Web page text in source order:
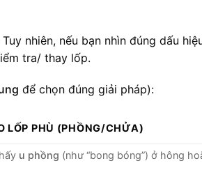
nhiên, nếu bạn nhìn đúng dấu
tra/ thay lốp.
để chọn đúng giải pháp):
LỐP PHÙ (PHỒNG/CHỬA)
u phồng (như “bong bóng”) ở hông